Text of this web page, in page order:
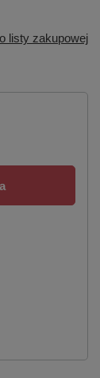
listy zakupowej